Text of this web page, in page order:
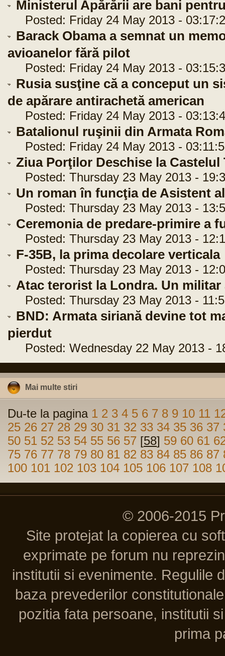
Ministerul Apărării are bani
Posted: Friday 24 May 2013 -
Barack Obama a semnat un
avioanelor fără pilot
Posted: Friday 24 May 2013 -
Rusia susţine că a conceput un
de apărare antirachetă american
Posted: Friday 24 May 2013 -
Batalionul ruşinii din Armata
Posted: Friday 24 May 2013 -
Ziua Porţilor Deschise la Castelul
Posted: Thursday 23 May 2013 -
Un roman în funcţia de Asistent
Posted: Thursday 23 May 2013 -
Ceremonia de predare-primire a
Posted: Thursday 23 May 2013 -
F-35B, la prima decolare verticala
Posted: Thursday 23 May 2013 -
Atac terorist la Londra. Un militar
Posted: Thursday 23 May 2013 -
BND: Armata siriană devine tot
pierdut
Posted: Wednesday 22 May 2013 -
Mai multe stiri
Du-te la pagina 1 2 3 4 5 6 7 8 9 10 11
25 26 27 28 29 30 31 32 33 34 35 36 37
50 51 52 53 54 55 56 57 [58] 59 60 61
75 76 77 78 79 80 81 82 83 84 85 86 87
100 101 102 103 104 105 106 107 108
© 2006-2015
Site protejat la copierea cu
exprimate pe forum nu
institutii si evenimente. Regulile
baza prevederilor
pozitia fata persoane, institutii
prima